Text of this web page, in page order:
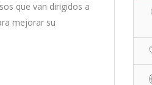
que van dirigidos a
mejorar su